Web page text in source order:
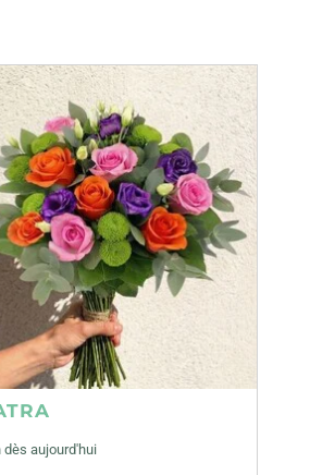
dès aujourd'hui